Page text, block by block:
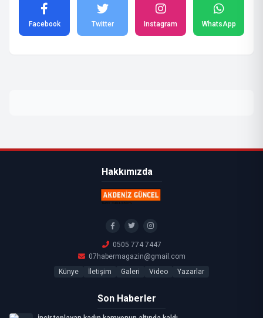
Facebook Twitter Instagram WhatsApp
Hakkımızda
0505 774 7447
07habermagazin@gmail.com
Künye
İletişim Galeri Video Yazarlar
Son Haberler